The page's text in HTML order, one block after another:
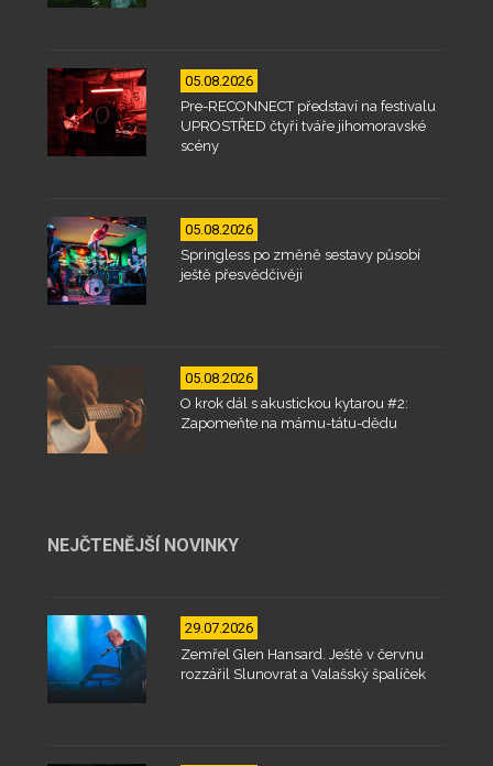
05.08.2026
Pre-RECONNECT představí na festivalu
UPROSTŘED čtyři tváře jihomoravské
scény
05.08.2026
Springless po změně sestavy působí
ještě přesvědčivěji
05.08.2026
O krok dál s akustickou kytarou #2:
Zapomeňte na mámu-tátu-dědu
NEJČTENĚJŠÍ NOVINKY
29.07.2026
Zemřel Glen Hansard. Ještě v červnu
rozzářil Slunovrat a Valašský špalíček